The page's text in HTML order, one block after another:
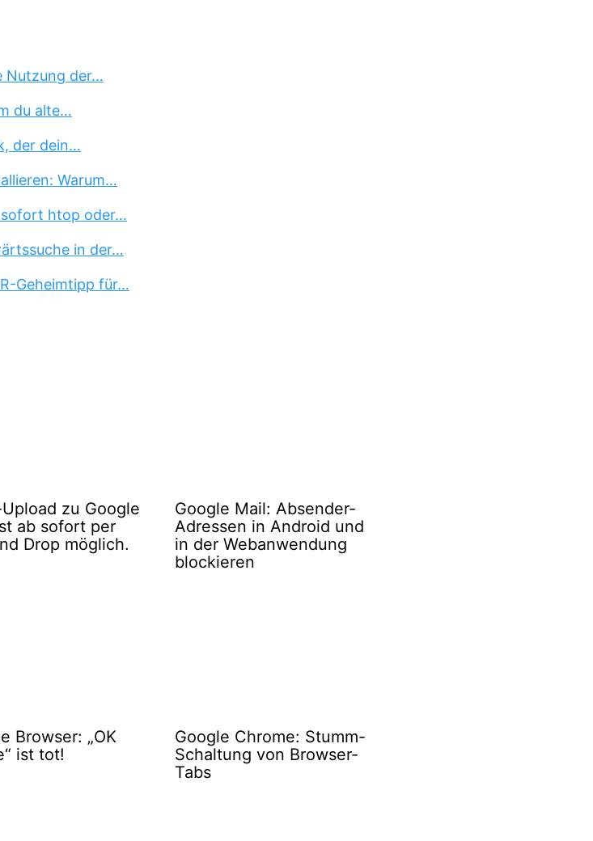
Nutzung der…
du alte…
der dein…
Warum…
sofort htop oder…
in der…
Geheimtipp für…
zu Google
ab sofort per
Drop möglich.
Google Mail: Absender-
Adressen in Android und
in der Webanwendung
blockieren
Browser: „OK
ist tot!
Google Chrome: Stumm-
Schaltung von Browser-
Tabs